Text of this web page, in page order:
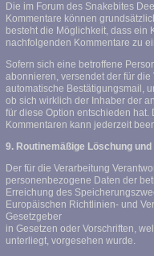
Die im Forum des Snakebites
Kommentare können
besteht die Möglichkeit, dass ein
nachfolgenden Kommentare zu
Sofern sich eine betroffene
abonnieren, versendet der für
automatische Bestätigungsmail,
ob sich wirklich der Inhaber der
für diese Option entschieden hat.
Kommentaren kann jederzeit
9. Routinemäßige Löschung
Der für die Verarbeitung
personenbezogene Daten der
Erreichung des
Europäischen Richtlinien- und
Gesetzgeber
in Gesetzen oder Vorschriften,
unterliegt, vorgesehen wurde.